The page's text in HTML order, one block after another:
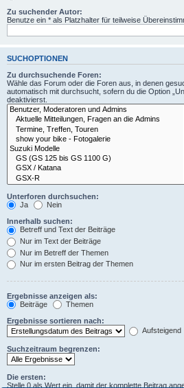
Zu suchender Autor:
Benutze ein * als Platzhalter für teilweise
SUCHOPTIONEN
Zu durchsuchende Foren:
Wähle das Forum oder die Foren aus, in denen
automatisch mit durchsucht, sofern du die Option
deaktivierst.
Unterforen durchsuchen:
Ja
Nein
Innerhalb suchen:
Betreff und Text der Beiträge
Nur im Text der Beiträge
Nur im Betreff der Themen
Nur im ersten Beitrag der Themen
Ergebnisse anzeigen als:
Beiträge
Themen
Ergebnisse sortieren nach:
Aufsteigend
Suchzeitraum begrenzen:
Die ersten:
Stelle 0 als Wert ein, damit der komplette Beitrag